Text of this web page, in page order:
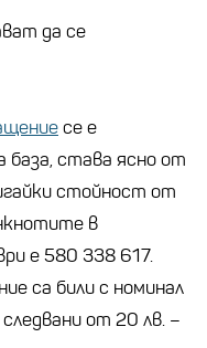
да се
се е
база, става ясно от
стойност от
в
е 580 338 617.
са били с номинал
от 20 лв. –